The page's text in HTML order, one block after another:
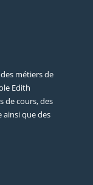
métiers de
Edith
de cours, des
ainsi que des